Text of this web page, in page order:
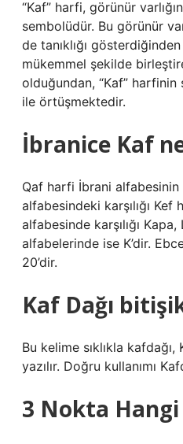
“Kaf” harfi, görünür
sembolüdür. Bu görünür
de tanıklığı
mükemmel şekilde
olduğundan, “Kaf” harfinin
ile örtüşmektedir.
İbranice Kaf
Qaf harfi İbrani alfabesinin
alfabesindeki karşılığı Kef
alfabesinde karşılığı
alfabelerinde ise K’dir.
20’dir.
Kaf Dağı
Bu kelime sıklıkla kafdağı,
yazılır. Doğru kullanımı
3 Nokta